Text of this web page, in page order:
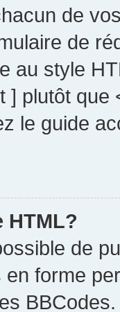
de
de
au style
] plutôt que
le guide
HTML?
de
forme
BBCodes.